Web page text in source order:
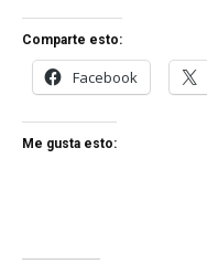
Comparte esto:
Facebook
Me gusta esto: